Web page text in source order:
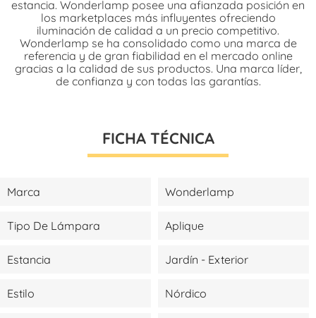
estancia. Wonderlamp posee una afianzada posición en
los marketplaces más influyentes ofreciendo
iluminación de calidad a un precio competitivo.
Wonderlamp se ha consolidado como una marca de
referencia y de gran fiabilidad en el mercado online
gracias a la calidad de sus productos. Una marca líder,
de confianza y con todas las garantías.
FICHA TÉCNICA
Marca Wonderlamp
Tipo De Lámpara Aplique
Estancia Jardín - Exterior
Estilo Nórdico